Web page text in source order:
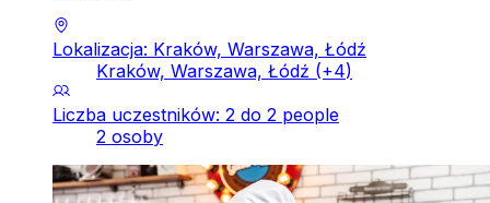
Lokalizacja: Kraków, Warszawa, Łódź
Kraków, Warszawa, Łódź (+4)
Liczba uczestników: 2 do 2 people
2 osoby